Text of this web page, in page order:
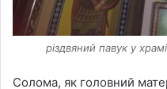
різдвяний павук у
Солома, як головний